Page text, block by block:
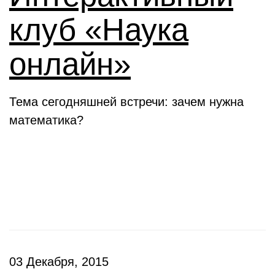
клуб «Наука
онлайн»
Тема сегодняшней встречи: зачем нужна
математика?
03 Декабря, 2015